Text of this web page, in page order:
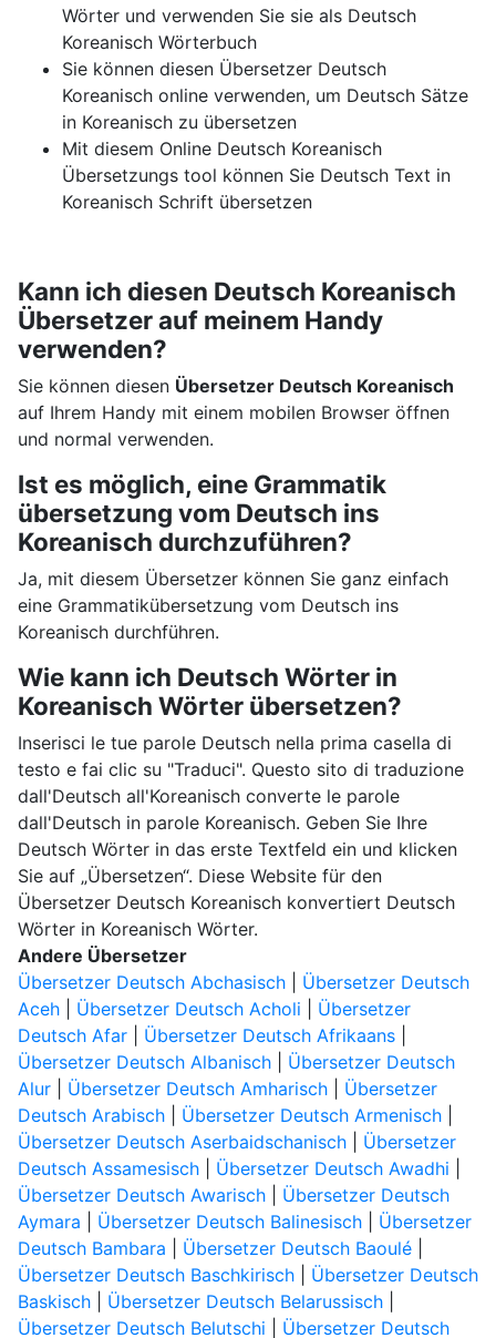
Wörter und verwenden Sie sie als Deutsch
Koreanisch Wörterbuch
Sie können diesen Übersetzer Deutsch
Koreanisch online verwenden, um Deutsch Sätze
in Koreanisch zu übersetzen
Mit diesem Online Deutsch Koreanisch
Übersetzungs tool können Sie Deutsch Text in
Koreanisch Schrift übersetzen
Kann ich diesen Deutsch Koreanisch
Übersetzer auf meinem Handy
verwenden?
Sie können diesen Übersetzer Deutsch Koreanisch
auf Ihrem Handy mit einem mobilen Browser öffnen
und normal verwenden.
Ist es möglich, eine Grammatik
übersetzung vom Deutsch ins
Koreanisch durchzuführen?
Ja, mit diesem Übersetzer können Sie ganz einfach
eine Grammatikübersetzung vom Deutsch ins
Koreanisch durchführen.
Wie kann ich Deutsch Wörter in
Koreanisch Wörter übersetzen?
Inserisci le tue parole Deutsch nella prima casella di
testo e fai clic su "Traduci". Questo sito di traduzione
dall'Deutsch all'Koreanisch converte le parole
dall'Deutsch in parole Koreanisch. Geben Sie Ihre
Deutsch Wörter in das erste Textfeld ein und klicken
Sie auf „Übersetzen“. Diese Website für den
Übersetzer Deutsch Koreanisch konvertiert Deutsch
Wörter in Koreanisch Wörter.
Andere Übersetzer
Übersetzer Deutsch Abchasisch| Übersetzer Deutsch
Aceh| Übersetzer Deutsch Acholi
Übersetzer
Deutsch Afar| Übersetzer Deutsch Afrikaans|
Übersetzer Deutsch Albanisch| Übersetzer Deutsch
Alur| Übersetzer Deutsch Amharisch| Übersetzer
Deutsch Arabisch| Übersetzer Deutsch Armenisch|
Übersetzer Deutsch Aserbaidschanisch| Übersetzer
Deutsch Assamesisch| Übersetzer Deutsch Awadhi
Übersetzer Deutsch Awarisch| Übersetzer Deutsch
Aymara
Übersetzer Deutsch Balinesisch| Übersetzer
Deutsch Bambara
Übersetzer Deutsch Baoulé|
Übersetzer Deutsch Baschkirisch| Übersetzer Deutsch
Baskisch| Übersetzer Deutsch Belarussisch|
Übersetzer Deutsch Belutschi
Übersetzer Deutsch